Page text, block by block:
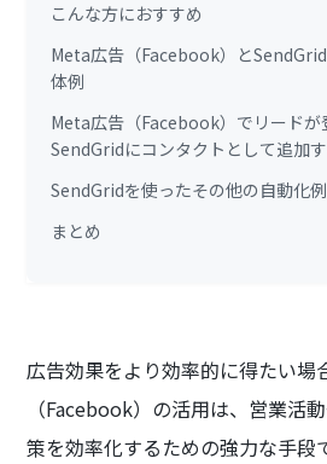
こんな方におすすめ
Meta広告（Facebook）と
体例
Meta広告（Facebook）でリードが
SendGridにコンタクトとして追加
SendGridを使ったその他の自動化例
まとめ
広告効果をより効率的に得たい場
（Facebook）の活用は、営業活
策を効率化するための強力な手段